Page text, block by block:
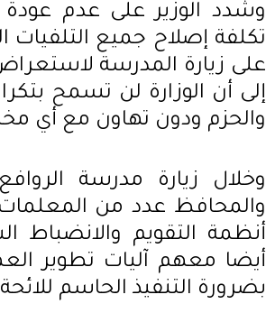
وشدد الوزير على عدم
تكلفة إصلاح جميع التلفيات
على زيارة المدرسة
إلى أن الوزارة لن تسمح
والحزم ودون تهاون مع أي
وخلال زيارة مدرسة الروافع
والمحافظ عدد من
أنظمة التقويم والانضباط
أيضا معهم آليات تطوير
بضرورة التنفيذ الحاسم